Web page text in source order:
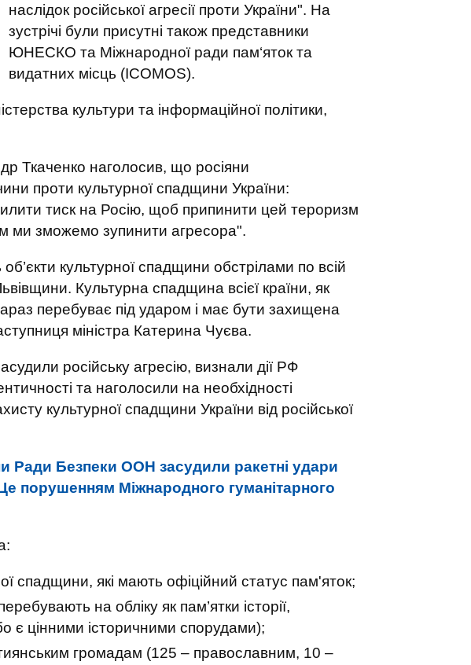
наслідок російської агресії проти України". На
зустрічі були присутні також представники
ЮНЕСКО та Міжнародної ради пам‘яток та
видатних місць (ICOMOS).
культури та інформаційної політики,
Ткаченко наголосив, що росіяни
проти культурної спадщини України:
тиск на Росію, щоб припинити цей тероризм
ми зможемо зупинити агресора".
культурної спадщини обстрілами по всій
Культурна спадщина всієї країни, як
перебуває під ударом і має бути захищена
міністра Катерина Чуєва.
російську агресію, визнали дії РФ
та наголосили на необхідності
культурної спадщини України від російської
Ради Безпеки ООН засудили ракетні удари
порушенням Міжнародного гуманітарного
спадщини, які мають офіційний статус пам'яток;
на обліку як пам’ятки історії,
є цінними історичними спорудами);
громадам (125 – православним, 10 –